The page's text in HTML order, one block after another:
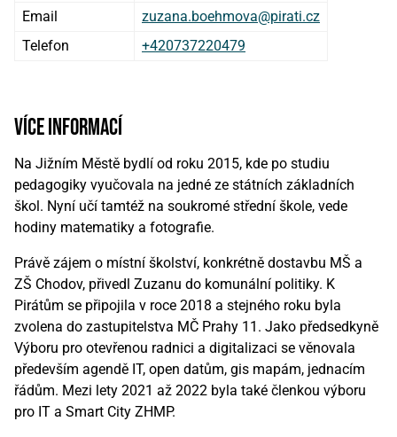
Email
zuzana.boehmova@pirati.cz
Telefon
+420737220479
více informací
Na Jižním Městě bydlí od roku 2015, kde po studiu
pedagogiky vyučovala na jedné ze státních základních
škol. Nyní učí tamtéž na soukromé střední škole, vede
hodiny matematiky a fotografie.
Právě zájem o místní školství, konkrétně dostavbu MŠ a
ZŠ Chodov, přivedl Zuzanu do komunální politiky. K
Pirátům se připojila v roce 2018 a stejného roku byla
zvolena do zastupitelstva MČ Prahy 11. Jako předsedkyně
Výboru pro otevřenou radnici a digitalizaci se věnovala
především agendě IT, open datům, gis mapám, jednacím
řádům. Mezi lety 2021 až 2022 byla také členkou výboru
pro IT a Smart City ZHMP.